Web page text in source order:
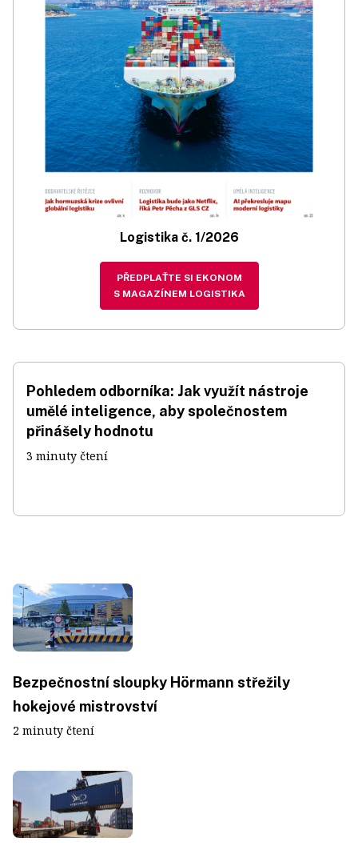
Logistika č. 1/2026
PŘEDPLAŤTE SI EKONOM
S MAGAZÍNEM LOGISTIKA
Pohledem odborníka: Jak využít nástroje
umělé inteligence, aby společnostem
přinášely hodnotu
3 minuty čtení
Bezpečnostní sloupky Hörmann střežily
hokejové mistrovství
2 minuty čtení